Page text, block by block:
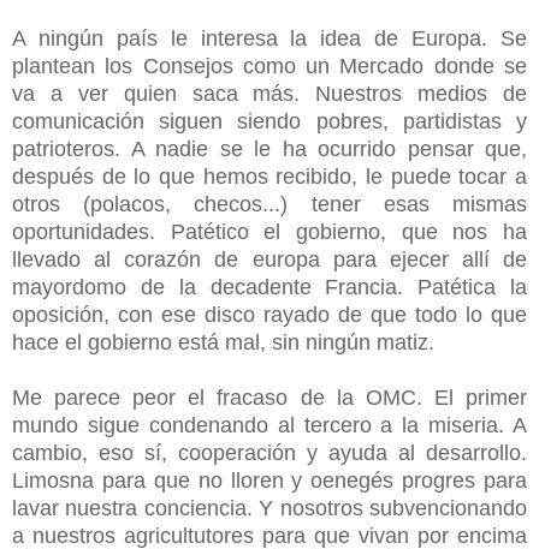
A ningún país le interesa la idea de Europa. Se
plantean los Consejos como un Mercado donde se
va a ver quien saca más. Nuestros medios de
comunicación siguen siendo pobres, partidistas y
patrioteros. A nadie se le ha ocurrido pensar que,
después de lo que hemos recibido, le puede tocar a
otros (polacos, checos...) tener esas mismas
oportunidades. Patético el gobierno, que nos ha
llevado al corazón de europa para ejecer allí de
mayordomo de la decadente Francia. Patética la
oposición, con ese disco rayado de que todo lo que
hace el gobierno está mal, sin ningún matiz.
Me parece peor el fracaso de la OMC. El primer
mundo sigue condenando al tercero a la miseria. A
cambio, eso sí, cooperación y ayuda al desarrollo.
Limosna para que no lloren y oenegés progres para
lavar nuestra conciencia. Y nosotros subvencionando
a nuestros agricultutores para que vivan por encima